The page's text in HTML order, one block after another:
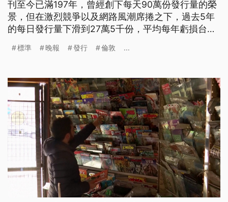
刊至今已滿197年，曾經創下每天90萬份發行量的榮
景，但在激烈競爭以及網路風潮席捲之下，過去5年
的每日發行量下滑到27萬5千份，平均每年虧損台幣
紙本印刷形式，未來將改為週刊，同時還要強化網路
式。
標準 晚報 發行 倫敦 ...